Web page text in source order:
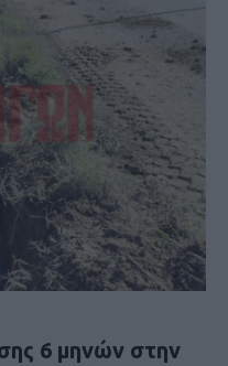
6 μηνών στην